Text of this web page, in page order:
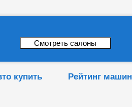
купить Рейтинг машин